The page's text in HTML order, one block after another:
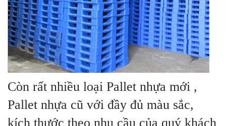
Còn rất nhiều loại Pallet nhựa mới ,
Pallet nhựa cũ với đầy đủ màu sắc,
kích thước theo nhu cầu của quý khách